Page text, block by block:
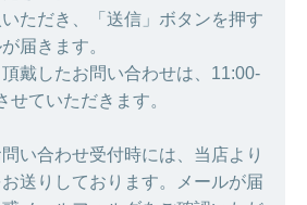
ただき、「送信」ボタンを押す
届きます。
戴したお問い合わせは、11:00-
せていただきます。
い合わせ受付時には、当店より
送りしております。メールが届